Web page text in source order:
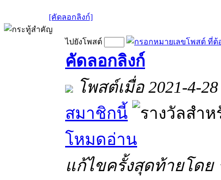
[คัดลอกลิงก์]
ไปยังโพสต์
คัดลอกลิงก์
โพสต์เมื่อ 2021-4-
สมาชิกนี้
โหมดอ่าน
แก้ไขครั้งสุดท้ายโดย